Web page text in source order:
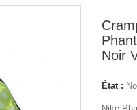
Noir
État :